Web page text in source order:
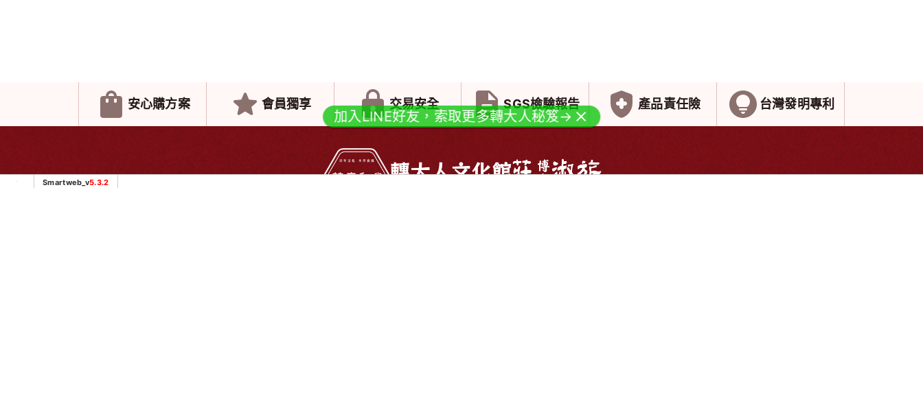
加入LINE好友，索取更多轉大人秘笈→
安心購方案 會員獨享 交易安全 SGS檢驗報告 產品責任險 台灣發明專利
Smartweb_v5.3.2